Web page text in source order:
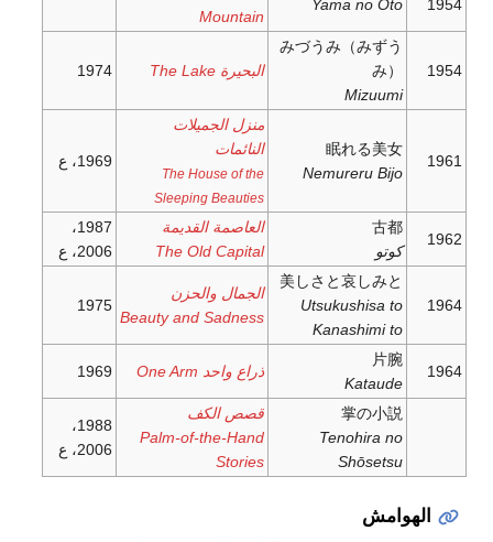
1954
Yama no Oto
Mountain
1954
みづうみ（みずう
み）
Mizuumi
البحيرة The Lake 1974
1961
眠れる美女
Nemureru Bijo
منزل الجميلات
النائمات
The House of the
Sleeping Beauties
1969، ع
1962
古都
كوتو
العاصمة القديمة
The Old Capital
1987،
2006، ع
1964
美しさと哀しみと
Utsukushisa to
Kanashimi to
الجمال والحزن
Beauty and Sadness
1975
1964
片腕
Kataude
ذراع واحد One Arm 1969
掌の小説
Tenohira no
Shōsetsu
قصص الكف
Palm-of-the-Hand
Stories
1988،
2006، ع
الهوامش